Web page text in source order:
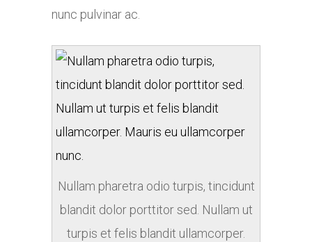
nunc pulvinar ac.
Nullam pharetra odio turpis, tincidunt
blandit dolor porttitor sed. Nullam ut
turpis et felis blandit ullamcorper.